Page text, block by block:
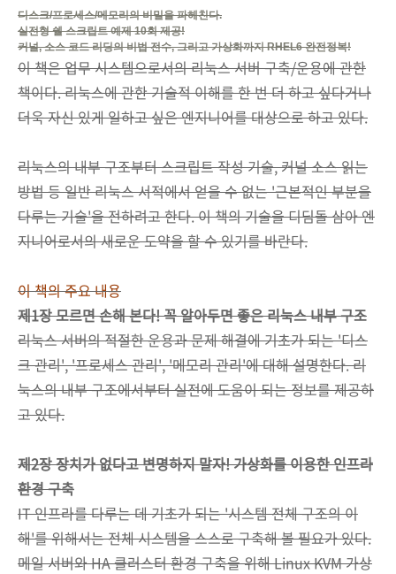
디스크/프로세스/메모리의 비밀을 파헤친다.
실전형 쉘 스크립트 예제 10회 제공!
커널, 소스 코드 리딩의 비법 전수, 그리고 가상화까지 RHEL6 완전정복!
이 책은 업무 시스템으로서의 리눅스 서버 구축/운용에 관한
책이다. 리눅스에 관한 기술적 이해를 한 번 더 하고 싶다거나
더욱 자신 있게 일하고 싶은 엔지니어를 대상으로 하고 있다.
리눅스의 내부 구조부터 스크립트 작성 기술, 커널 소스 읽는
방법 등 일반 리눅스 서적에서 얻을 수 없는 '근본적인 부분을
다루는 기술'을 전하려고 한다. 이 책의 기술을 디딤돌 삼아 엔
지니어로서의 새로운 도약을 할 수 있기를 바란다.
이 책의 주요 내용
제1장 모르면 손해 본다! 꼭 알아두면 좋은 리눅스 내부 구조
리눅스 서버의 적절한 운용과 문제 해결에 기초가 되는 '디스
크 관리', '프로세스 관리', '메모리 관리'에 대해 설명한다. 리
눅스의 내부 구조에서부터 실전에 도움이 되는 정보를 제공하
고 있다.
제2장 장치가 없다고 변명하지 말자! 가상화를 이용한 인프라
환경 구축
IT 인프라를 다루는 데 기초가 되는 '시스템 전체 구조의 이
해'를 위해서는 전체 시스템을 스스로 구축해 볼 필요가 있다.
메일 서버와 HA 클러스터 환경 구축을 위해 Linux KVM 가상